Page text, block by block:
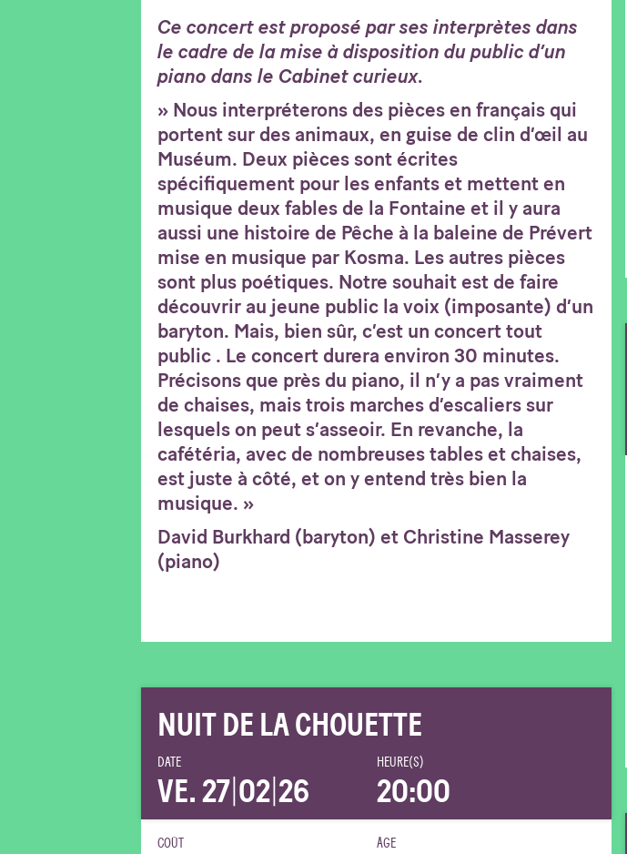
Ce concert est proposé par ses interprètes dans
le cadre de la mise à disposition du public d’un
piano dans le Cabinet curieux.
» Nous interpréterons des pièces en français qui
portent sur des animaux, en guise de clin d’œil au
Muséum. Deux pièces sont écrites
spécifiquement pour les enfants et mettent en
musique deux fables de la Fontaine et il y aura
aussi une histoire de Pêche à la baleine de Prévert
mise en musique par Kosma. Les autres pièces
sont plus poétiques. Notre souhait est de faire
découvrir au jeune public la voix (imposante) d’un
baryton. Mais, bien sûr, c’est un concert tout
public . Le concert durera environ 30 minutes.
Précisons que près du piano, il n’y a pas vraiment
de chaises, mais trois marches d’escaliers sur
lesquels on peut s’asseoir. En revanche, la
cafétéria, avec de nombreuses tables et chaises,
est juste à côté, et on y entend très bien la
musique. »
David Burkhard (baryton) et Christine Masserey
(piano)
NUIT DE LA CHOUETTE
DATE
VE. 27 02 26
HEURE(S)
20:00
COÛT ÂGE